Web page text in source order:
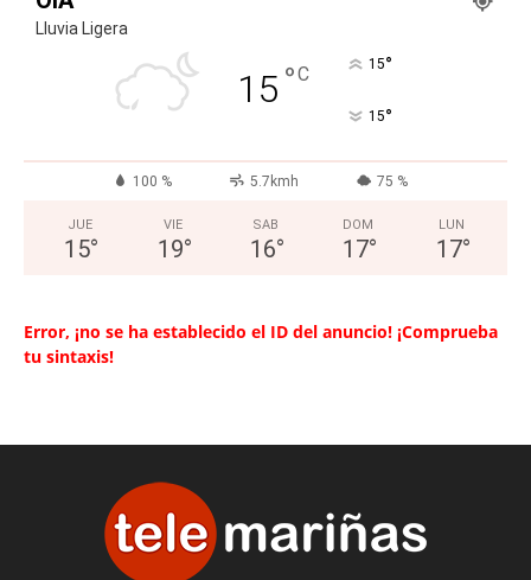
Lluvia Ligera
15 °C 15°
15°
100 % 5.7kmh 75 %
JUE
15°
VIE
19°
SAB
16°
DOM
17°
LUN
17°
Error, ¡no se ha establecido el ID del anuncio! ¡Comprueba
tu sintaxis!